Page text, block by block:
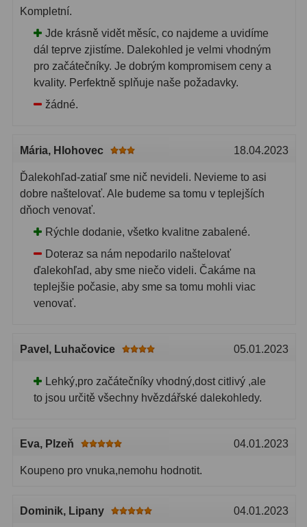
Kompletní.
Jde krásně vidět měsíc, co najdeme a uvidíme
dál teprve zjistíme. Dalekohled je velmi vhodným
pro začátečníky. Je dobrým kompromisem ceny a
kvality. Perfektně splňuje naše požadavky.
žádné.
Mária, Hlohovec 18.04.2023
Ďalekohľad-zatiaľ sme nič nevideli. Nevieme to asi
dobre naštelovať. Ale budeme sa tomu v teplejších
dňoch venovať.
Rýchle dodanie, všetko kvalitne zabalené.
Doteraz sa nám nepodarilo naštelovať
ďalekohľad, aby sme niečo videli. Čakáme na
teplejšie počasie, aby sme sa tomu mohli viac
venovať.
Pavel , Luhačovice 05.01.2023
Lehký,pro začátečníky vhodný,dost citlivý ,ale
to jsou určitě všechny hvězdářské dalekohledy.
Eva, Plzeň 04.01.2023
Koupeno pro vnuka,nemohu hodnotit.
Dominik, Lipany 04.01.2023